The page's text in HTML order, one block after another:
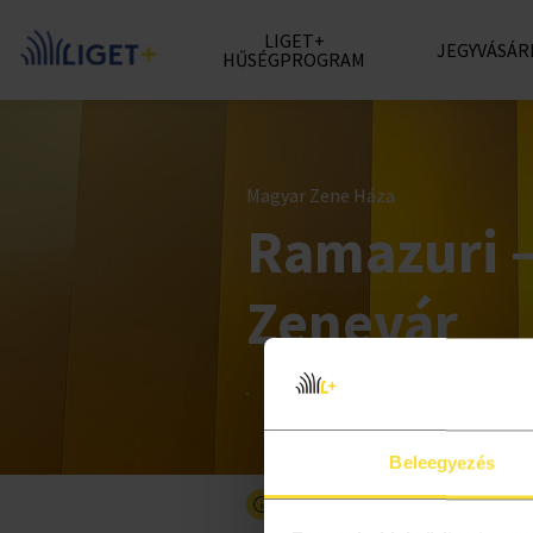
Beleegyezés
LIGET+
HŰSÉGPROGRAM
Magyar Zene Háza
Ramazuri
Zenevár
Részletesebben a